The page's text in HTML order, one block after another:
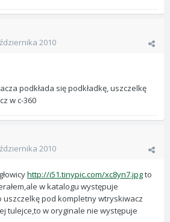
2010
podkłada się podkładkę, uszczelkę
w c-360
2010
http://i51.tinypic.com/xc8yn7.jpgto
w katalogu występuje
uszczelkę pod kompletny wtryskiwacz
tulejce,to w oryginale nie występuje